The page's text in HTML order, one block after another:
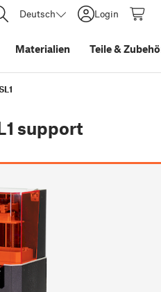
Deutsch Login
Materialien Teile&
support